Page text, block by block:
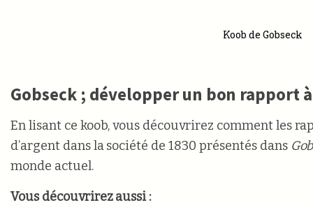
Koob de Gobseck
Gobseck ; développer un bon rapport
En lisant ce koob, vous découvrirez comment les
d’argent dans la société de 1830 présentés dans
monde actuel.
Vous découvrirez aussi :